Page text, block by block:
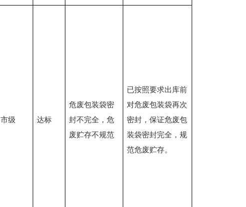
市级 达标
危废包装袋密
封不完全，危
废贮存不规范
已按照要求出库前
对危废包装袋再次
密封，保证危废包
装袋密封完全，规
范危废贮存。